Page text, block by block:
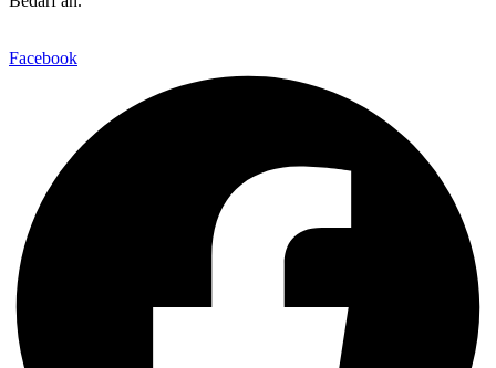
Facebook